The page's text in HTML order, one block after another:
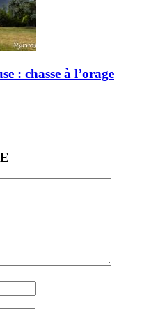
: chasse à l’orage